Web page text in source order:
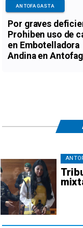
Por graves
Prohiben uso de
en Embotelladora
Andina en
ANTOFAGASTA